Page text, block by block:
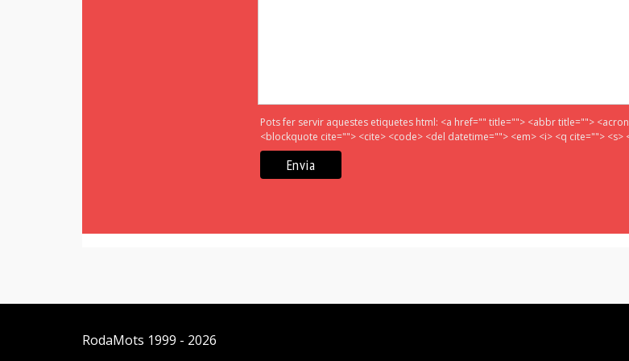
Pots fer servir aquestes etiquetes html: <a href="" title=""> <abbr title="">
<blockquote cite=""> <cite> <code> <del datetime=""> <em> <i> <q cite=""> <s>
RodaMots 1999 - 2026